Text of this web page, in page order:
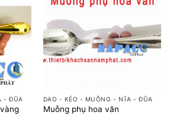
- ĐŨA DAO - KÉO - MUỖNG - NĨA - ĐŨA
Muỗng phụ hoa văn